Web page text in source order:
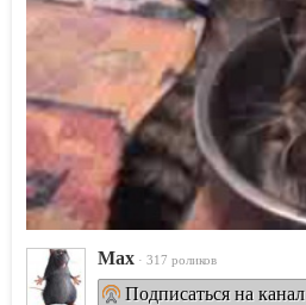
Max · 317 роликов
Подписаться на канал